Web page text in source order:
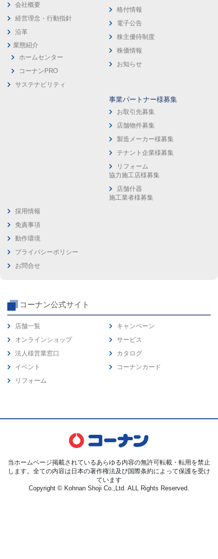
会社概要
経営理念・行動指針
沿革
業態紹介
ホームセンター
コーナンPRO
サステナビリティ
格付情報
電子公告
株主優待制度
株価情報
お知らせ
事業パートナー様募集
お取引先募集
店舗物件募集
製造メーカー様募集
テナント企業様募集
リフォーム
協力施工店様募集
店舗什器
施工業者様募集
採用情報
免責事項
動作環境
プライバシーポリシー
お問合せ
コーナン公式サイト
店舗一覧
オンラインショップ
法人様営業窓口
イベント
リフォーム
キャンペーン
サービス
カタログ
コーナンカード
当ホームページ掲載されているあらゆる内容の無許可転載・転用を禁止
します。全ての内容は日本の著作権法及び国際条約によって保護を受け
ています
Copyright © Kohnan Shoji Co.,Ltd. ALL Rights Reserved.